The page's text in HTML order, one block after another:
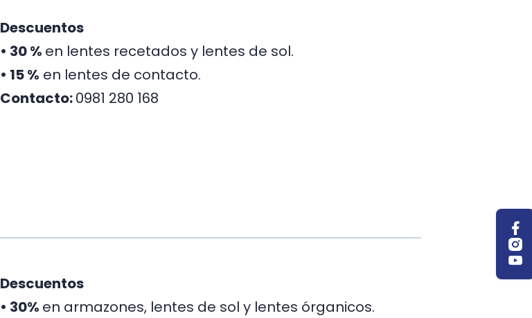
Descuentos
• 30 % en lentes recetados y lentes de sol.
• 15 % en lentes de contacto.
Contacto:0981 280 168
Descuentos
• 30% en armazones, lentes de sol y lentes órganicos.